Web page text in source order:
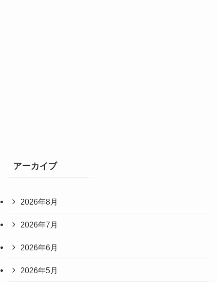
アーカイブ
2026年8月
2026年7月
2026年6月
2026年5月